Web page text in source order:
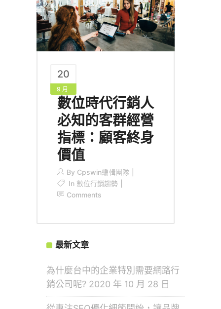
20
9 月
數位時代行銷人
必知的客群經營
指標：顧客終身
價值
By Cpswin編輯團隊
In 數位行銷趨勢
Comments
最新文章
為什麼台中的企業特別需要網路行
銷公司呢? 2020 年 10 月 28 日